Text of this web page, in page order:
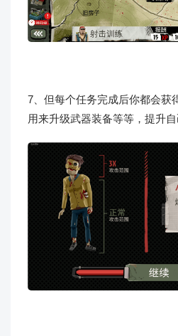
7、但每个任务完成后你都会获
用来升级武器装备等等，提升自